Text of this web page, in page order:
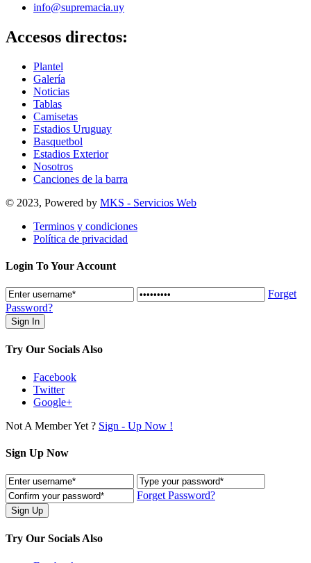
info@supremacia.uy
Accesos directos:
Plantel
Galería
Noticias
Tablas
Camisetas
Estadios Uruguay
Basquetbol
Estadios Exterior
Nosotros
Canciones de la barra
© 2023, Powered by MKS - Servicios Web
Terminos y condiciones
Política de privacidad
Login To Your Account
Forget
Password?
Try Our Socials Also
Facebook
Twitter
Google+
Not A Member Yet ? Sign - Up Now !
Sign Up Now
Forget Password?
Try Our Socials Also